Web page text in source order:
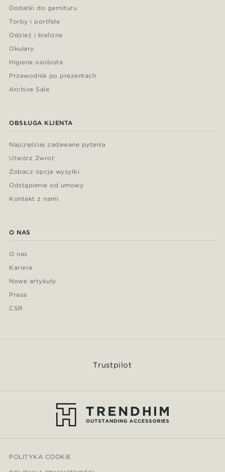
Dodatki do garnituru
Torby i portfele
Odzież i bielizna
Okulary
Higiena osobista
Przewodnik po prezentach
Archive Sale
OBSŁUGA KLIENTA
Najczęściej zadawane pytania
Utwórz Zwrot
Zobacz opcje wysyłki
Odstąpienie od umowy
Kontakt z nami
O NAS
O nas
Kariera
Nowe artykuły
Prasa
CSR
Trustpilot
POLITYKA COOKIE